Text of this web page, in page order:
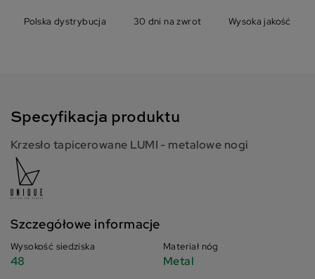
Polska dystrybucja 30 dni na zwrot Wysoka jakość
Specyfikacja produktu
Krzesło tapicerowane LUMI - metalowe nogi
Szczegółowe informacje
Wysokość siedziska
48
Materiał nóg
Metal